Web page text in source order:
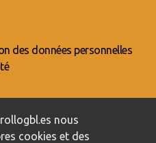
des données personnelles
Politique de cookies
nous
cookies et des